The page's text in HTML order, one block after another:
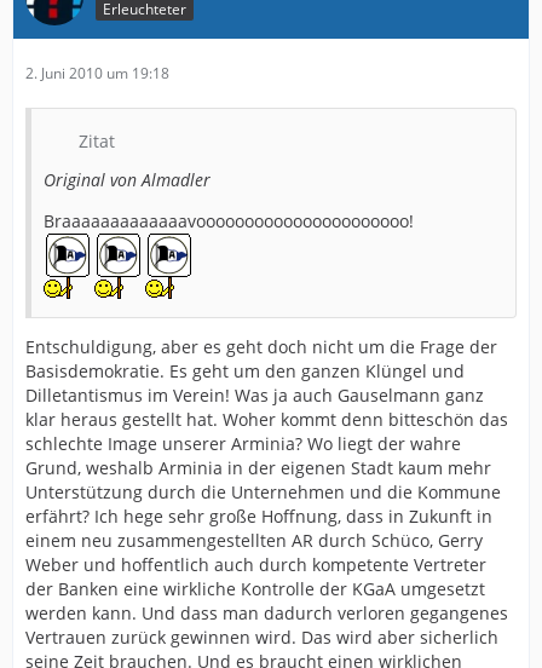
Erleuchteter
2. Juni 2010 um 19:18
Zitat
Original von Almadler
Braaaaaaaaaaaaavoooooooooooooooooooooo!
Entschuldigung, aber es geht doch nicht um die Frage der
Basisdemokratie. Es geht um den ganzen Klüngel und
Dilletantismus im Verein! Was ja auch Gauselmann ganz
klar heraus gestellt hat. Woher kommt denn bitteschön das
schlechte Image unserer Arminia? Wo liegt der wahre
Grund, weshalb Arminia in der eigenen Stadt kaum mehr
Unterstützung durch die Unternehmen und die Kommune
erfährt? Ich hege sehr große Hoffnung, dass in Zukunft in
einem neu zusammengestellten AR durch Schüco, Gerry
Weber und hoffentlich auch durch kompetente Vertreter
der Banken eine wirkliche Kontrolle der KGaA umgesetzt
werden kann. Und dass man dadurch verloren gegangenes
Vertrauen zurück gewinnen wird. Das wird aber sicherlich
seine Zeit brauchen. Und es braucht einen wirklichen